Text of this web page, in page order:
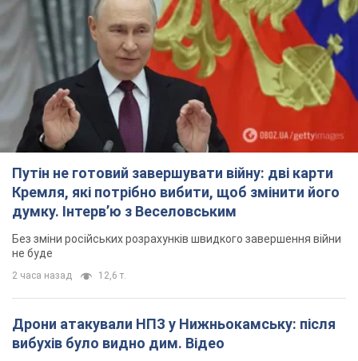
Путін не готовий завершувати війну: дві карти
Кремля, які потрібно вибити, щоб змінити його
думку. Інтерв’ю з Веселовським
Без зміни російських розрахунків швидкого завершення війни
не буде
2 часа назад 12,6 т.
Дрони атакували НПЗ у Нижньокамську: після
вибухів було видно дим. Відео